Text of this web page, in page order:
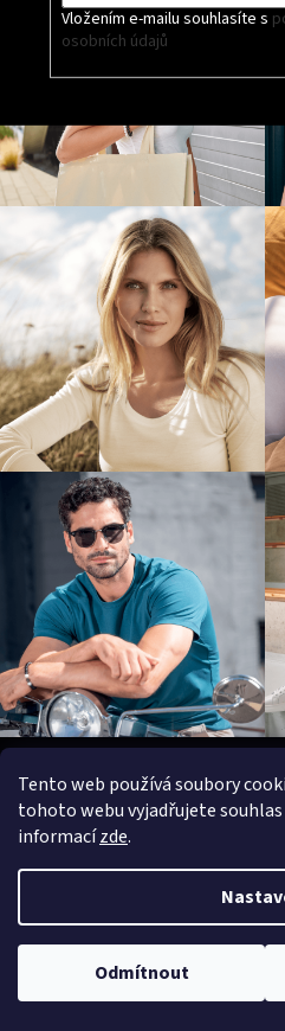
Tento web používá soubory
tohoto webu vyjadřujete souhlas
informacízde.
Odmítnout
Vložením e-mailu souhlasíte s
osobních údajů
Z
Informace pro zákazníky
KONTAKTY
DOPRAVA - JAK EXPEDUJEME
Napište nám